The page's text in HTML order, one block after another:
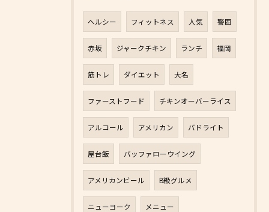
ヘルシー フィットネス 人気 警固
赤坂 ジャークチキン ランチ 福岡
筋トレ ダイエット 大名
ファーストフード チキンオーバーライス
アルコール アメリカン バドライト
屋台飯 バッファローウイング
アメリカンビール B級グルメ
ニューヨーク メニュー